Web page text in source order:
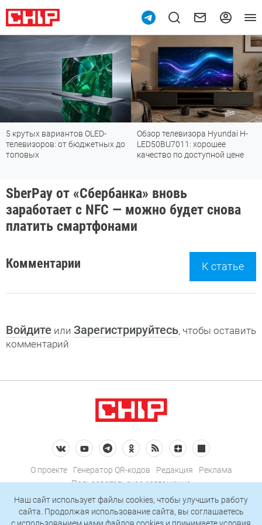
5 крутых вариантов OLED-
телевизоров: от бюджетных до
топовых
Обзор телевизора Hyundai H-
LED50BU7011: хорошее
качество по доступной цене
SberPay от «Сбербанка» вновь
заработает с NFC — можно будет снова
платить смартфонами
Комментарии К статье
Войдите или Зарегистрируйтесь, чтобы оставить
комментарий
О проекте Генератор QR-кодов Редакция
Реклама
Пользовательское соглашение
Политика конфиденциальности
Подписаться на рассылку
Наш сайт использует файлы cookies, чтобы улучшить работу
сайта. Продолжая использование сайта, вы соглашаетесь